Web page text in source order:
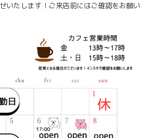
いたします！ご来店前にはご確認をお願い